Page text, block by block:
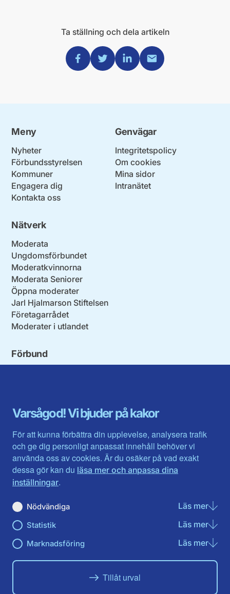
Varsågod! Vi bjuder på kakor
För att kunna förbättra din upplevelse, analysera trafik
och ge dig personligt anpassat innehåll behöver vi
använda oss av cookies. Är du osäker på vad exakt
dessa gör kan du läsa mer och anpassa dina
inställningar.
Nödvändiga Läs merom
Statistik Läs merom
Marknadsföring Läs merom
Tillåt urval
Ta ställning och dela artikeln
Dela via Facebook
Dela via Twitter
Dela via Linkedin
Dela via Mail
Meny
Nyheter
Förbundsstyrelsen
Kommuner
Engagera dig
Kontakta oss
Genvägar
Integritetspolicy
Om cookies
Mina sidor
Intranätet
Nätverk
Moderata
Ungdomsförbundet
Moderatkvinnorna
Moderata Seniorer
Öppna moderater
Jarl Hjalmarson Stiftelsen
Företagarrådet
Moderater i utlandet
Förbund
Gävleborg
Halland
Jämtlands län
Jönköpings län
Kalmar län
Kronobergs län
Norrbotten
Skåne län
Värmlands län
Västerbotten
Västra Götaland
Västernorrland
Västmanland
Örebro län
Östergötland
Du hittar oss här på sociala medier
Facebook
Instagram